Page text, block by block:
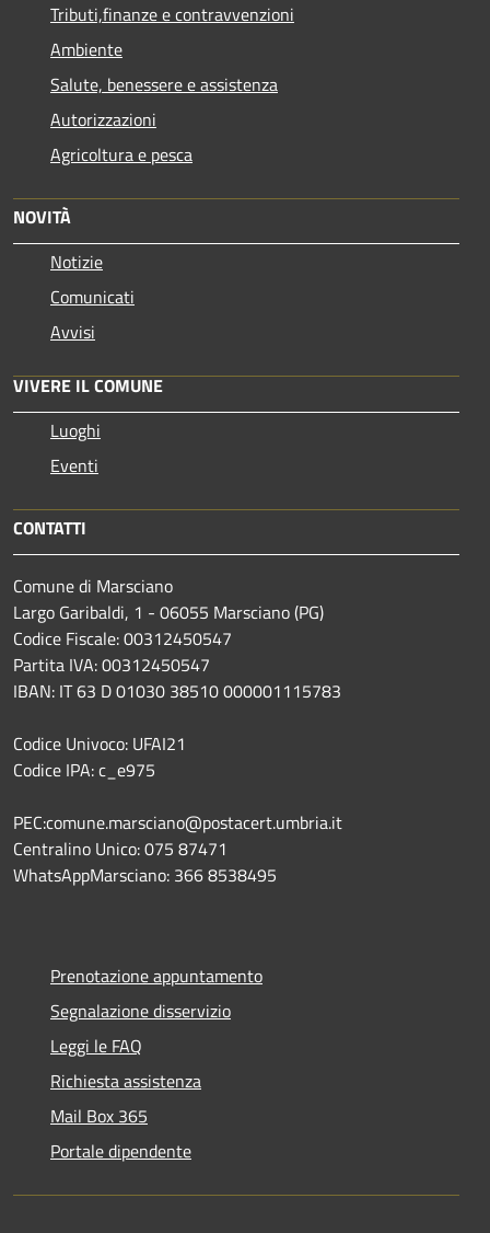
Tributi,finanze e contravvenzioni
Ambiente
Salute, benessere e assistenza
Autorizzazioni
Agricoltura e pesca
NOVITÀ
Notizie
Comunicati
Avvisi
VIVERE IL COMUNE
Luoghi
Eventi
CONTATTI
Comune di Marsciano
Largo Garibaldi, 1 - 06055 Marsciano (PG)
Codice Fiscale: 00312450547
Partita IVA: 00312450547
IBAN: IT 63 D 01030 38510 000001115783
Codice Univoco: UFAI21
Codice IPA: c_e975
PEC:comune.marsciano@postacert.umbria.it
Centralino Unico: 075 87471
WhatsAppMarsciano: 366 8538495
Prenotazione appuntamento
Segnalazione disservizio
Leggi le FAQ
Richiesta assistenza
Mail Box 365
Portale dipendente